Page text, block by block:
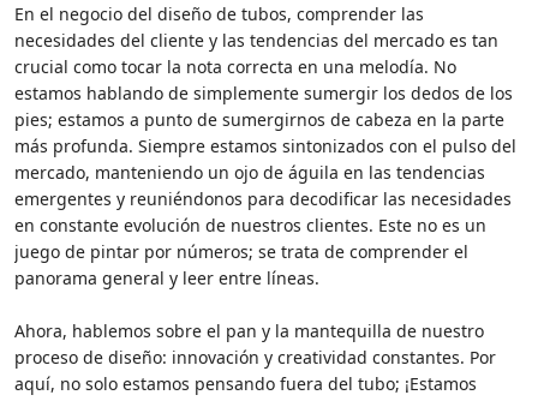
En el negocio del diseño de tubos, comprender las
necesidades del cliente y las tendencias del mercado es tan
crucial como tocar la nota correcta en una melodía. No
estamos hablando de simplemente sumergir los dedos de los
pies; estamos a punto de sumergirnos de cabeza en la parte
más profunda. Siempre estamos sintonizados con el pulso del
mercado, manteniendo un ojo de águila en las tendencias
emergentes y reuniéndonos para decodificar las necesidades
en constante evolución de nuestros clientes. Este no es un
juego de pintar por números; se trata de comprender el
panorama general y leer entre líneas.
Ahora, hablemos sobre el pan y la mantequilla de nuestro
proceso de diseño: innovación y creatividad constantes. Por
aquí, no solo estamos pensando fuera del tubo; ¡Estamos